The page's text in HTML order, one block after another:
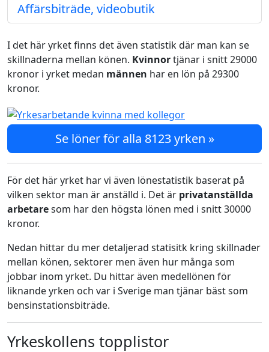
Affärsbiträde, videobutik
I det här yrket finns det även statistik där man kan se
skillnaderna mellan könen. Kvinnortjänar i snitt 29000
kronor i yrket medan männen har en lön på 29300
kronor.
Se löner för alla 8123 yrken »
För det här yrket har vi även lönestatistik baserat på
vilken sektor man är anställd i. Det är privatanställda
arbetaresom har den högsta lönen med i snitt 30000
kronor.
Nedan hittar du mer detaljerad statisitk kring skillnader
mellan könen, sektorer men även hur många som
jobbar inom yrket. Du hittar även medellönen för
liknande yrken och var i Sverige man tjänar bäst som
bensinstationsbiträde.
Yrkeskollens topplistor